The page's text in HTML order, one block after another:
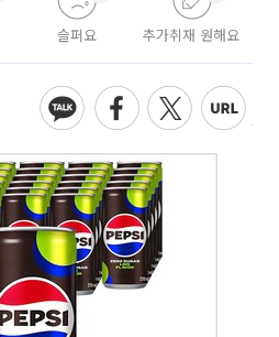
슬퍼요 추가취재 원해요